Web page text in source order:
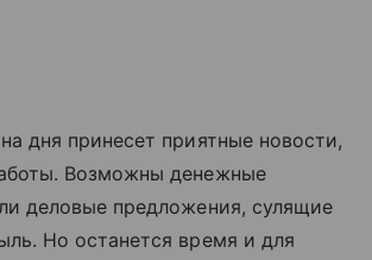
дня принесет приятные новости,
Возможны денежные
деловые предложения, сулящие
Но останется время и для